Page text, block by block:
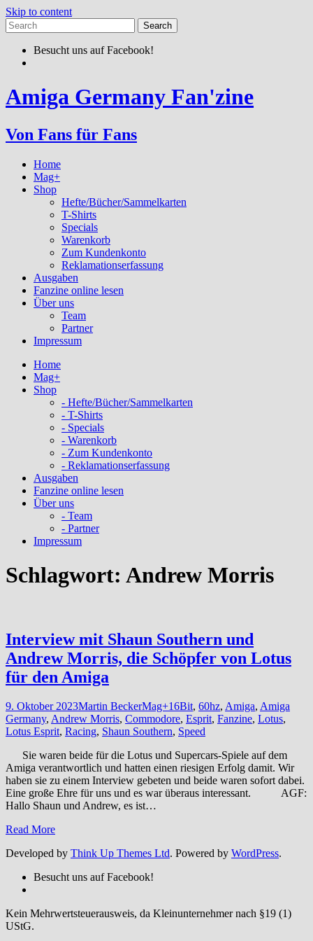
Skip to content
Besucht uns auf Facebook!
Amiga Germany Fan'zine
Von Fans für Fans
Home
Mag+
Shop
Hefte/Bücher/Sammelkarten
T-Shirts
Specials
Warenkorb
Zum Kundenkonto
Reklamationserfassung
Ausgaben
Fanzine online lesen
Über uns
Team
Partner
Impressum
Home
Mag+
Shop
- Hefte/Bücher/Sammelkarten
- T-Shirts
- Specials
- Warenkorb
- Zum Kundenkonto
- Reklamationserfassung
Ausgaben
Fanzine online lesen
Über uns
- Team
- Partner
Impressum
Schlagwort: Andrew Morris
Interview mit Shaun Southern und
Andrew Morris, die Schöpfer von Lotus
für den Amiga
9. Oktober 2023Martin BeckerMag+16Bit, 60hz, Amiga, Amiga
Germany, Andrew Morris, Commodore, Esprit, Fanzine, Lotus,
Lotus Esprit, Racing, Shaun Southern, Speed
Sie waren beide für die Lotus und Supercars-Spiele auf dem
Amiga verantwortlich und hatten einen riesigen Erfolg damit. Wir
haben sie zu einem Interview gebeten und beide waren sofort dabei.
Eine große Ehre für uns und es war überaus interessant. AGF:
Hallo Shaun und Andrew, es ist…
Read More
Developed by Think Up Themes Ltd. Powered by WordPress.
Besucht uns auf Facebook!
Kein Mehrwertsteuerausweis, da Kleinunternehmer nach §19 (1)
UStG.